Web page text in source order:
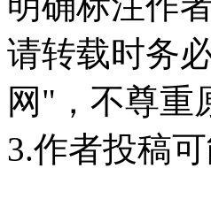
请转载时务
网"，不尊重
3.作者投稿